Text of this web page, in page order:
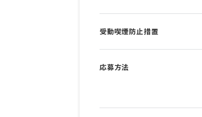
受動喫煙防止措置
応募方法